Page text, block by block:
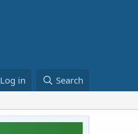
Log in Search